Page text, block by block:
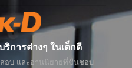
การต่างๆ ในเด็กดี
อบ และอ่านนิยายที่ชื่นชอบ